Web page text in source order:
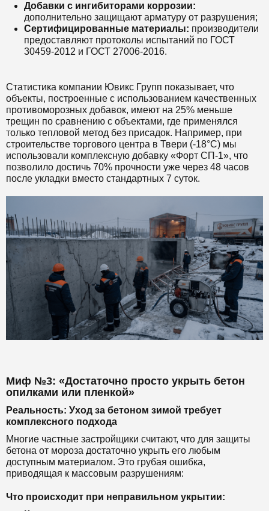
Добавки с ингибиторами коррозии:
дополнительно защищают арматуру от разрушения;
Сертифицированные материалы: производители
предоставляют протоколы испытаний по ГОСТ
30459-2012 и ГОСТ 27006-2016.
Статистика компании Ювикс Групп показывает, что
объекты, построенные с использованием качественных
противоморозных добавок, имеют на 25% меньше
трещин по сравнению с объектами, где применялся
только тепловой метод без присадок. Например, при
строительстве торгового центра в Твери (-18°C) мы
использовали комплексную добавку «Форт СП-1», что
позволило достичь 70% прочности уже через 48 часов
после укладки вместо стандартных 7 суток.
Миф №3: «Достаточно просто укрыть бетон
опилками или пленкой»
Реальность: Уход за бетоном зимой требует
комплексного подхода
Многие частные застройщики считают, что для защиты
бетона от мороза достаточно укрыть его любым
доступным материалом. Это грубая ошибка,
приводящая к массовым разрушениям:
Что происходит при неправильном укрытии: